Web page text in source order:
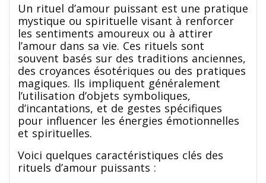
Un rituel d’amour puissant est une pratique
mystique ou spirituelle visant à renforcer
les sentiments amoureux ou à attirer
l’amour dans sa vie. Ces rituels sont
souvent basés sur des traditions anciennes,
des croyances ésotériques ou des pratiques
magiques. Ils impliquent généralement
l’utilisation d’objets symboliques,
d’incantations, et de gestes spécifiques
pour influencer les énergies émotionnelles
et spirituelles.
Voici quelques caractéristiques clés des
rituels d’amour puissants :